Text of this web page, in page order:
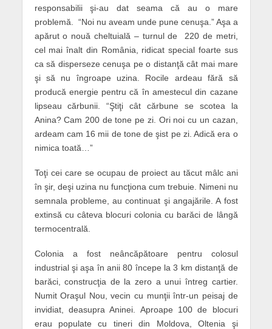
responsabilii şi-au dat seama că au o mare
problemă. “Noi nu aveam unde pune cenuşa.” Aşa a
apărut o nouă cheltuială – turnul de 220 de metri,
cel mai înalt din România, ridicat special foarte sus
ca să disperseze cenuşa pe o distanţă cât mai mare
şi să nu îngroape uzina. Rocile ardeau fără să
producă energie pentru că în amestecul din cazane
lipseau cărbunii. “Ştiţi cât cărbune se scotea la
Anina? Cam 200 de tone pe zi. Ori noi cu un cazan,
ardeam cam 16 mii de tone de şist pe zi. Adică era o
nimica toată…”
Toţi cei care se ocupau de proiect au tăcut mâlc ani
în şir, deşi uzina nu funcţiona cum trebuie. Nimeni nu
semnala probleme, au continuat şi angajările. A fost
extinsă cu câteva blocuri colonia cu barăci de lângă
termocentrală.
Colonia a fost neâncăpătoare pentru colosul
industrial şi aşa în anii 80 începe la 3 km distanţă de
barăci, construcţia de la zero a unui întreg cartier.
Numit Oraşul Nou, vecin cu munţii într-un peisaj de
invidiat, deasupra Aninei. Aproape 100 de blocuri
erau populate cu tineri din Moldova, Oltenia şi